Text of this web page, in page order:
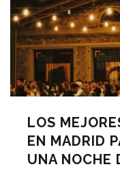
LOS
EN MADRID
UNA NOCHE